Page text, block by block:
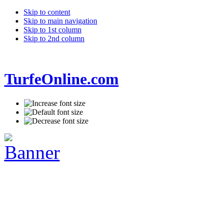
Skip to content
Skip to main navigation
Skip to 1st column
Skip to 2nd column
TurfeOnline.com